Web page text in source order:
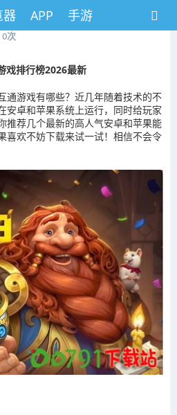
器 APP 手游
0次
戏排行榜2026最新
通游戏有哪些？近几年随着技术的不
安卓和苹果系统上运行，同时给玩家
推荐几个最新的高人气安卓和苹果能
喜欢不妨下载来试一试！相信不会令